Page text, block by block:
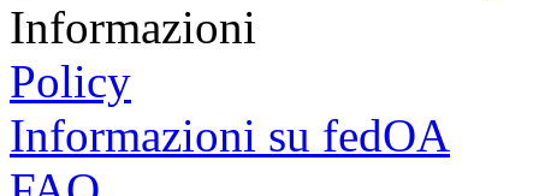
Informazioni
Policy
Informazioni su fedOA